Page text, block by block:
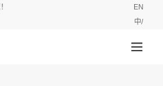
EN
中/